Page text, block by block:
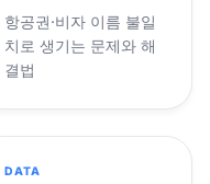
항공권·비자 이름 불일
치로 생기는 문제와 해
결법
DATA